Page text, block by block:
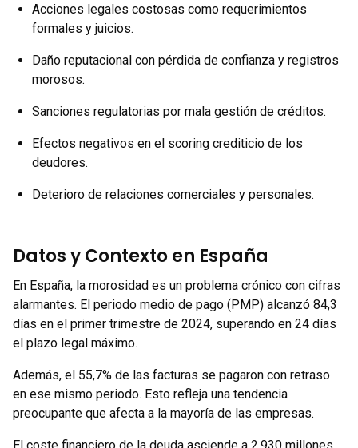
Acciones legales costosas como requerimientos
formales y juicios.
Daño reputacional con pérdida de confianza y registros
morosos.
Sanciones regulatorias por mala gestión de créditos.
Efectos negativos en el scoring crediticio de los
deudores.
Deterioro de relaciones comerciales y personales.
Datos y Contexto en España
En España, la morosidad es un problema crónico con cifras
alarmantes. El periodo medio de pago (PMP) alcanzó 84,3
días en el primer trimestre de 2024, superando en 24 días
el plazo legal máximo.
Además, el 55,7% de las facturas se pagaron con retraso
en ese mismo periodo. Esto refleja una tendencia
preocupante que afecta a la mayoría de las empresas.